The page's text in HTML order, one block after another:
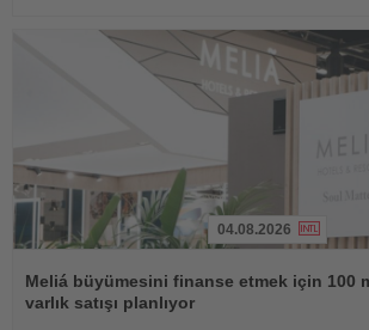
Oku
04.08.2026
Meliá büyümesini finanse etmek için 100
varlık satışı planlıyor